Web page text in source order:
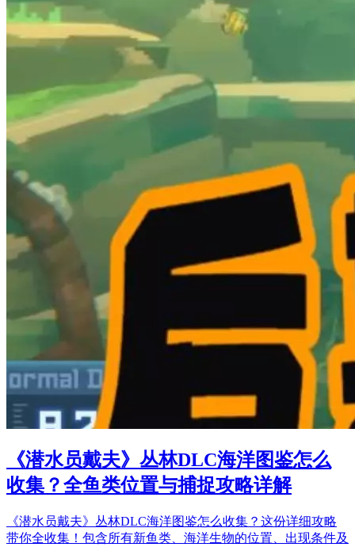
《潜水员戴夫》丛林DLC海洋图鉴怎么
收集？全鱼类位置与捕捉攻略详解
《潜水员戴夫》丛林DLC海洋图鉴怎么收集？这份详细攻略
带你全收集！包含所有新鱼类、海洋生物的位置、出现条件及